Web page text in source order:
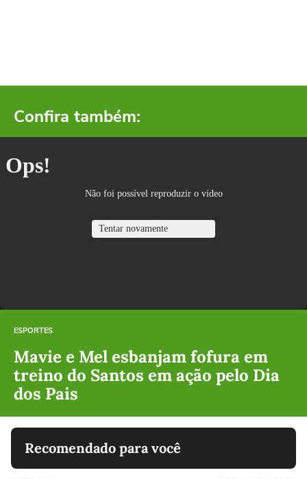
Confira também:
ESPORTES
Mavie e Mel esbanjam fofura em
treino do Santos em ação pelo Dia
dos Pais
Recomendado para você